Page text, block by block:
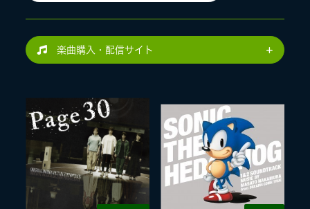
LIVE
楽曲購入・配信サイト